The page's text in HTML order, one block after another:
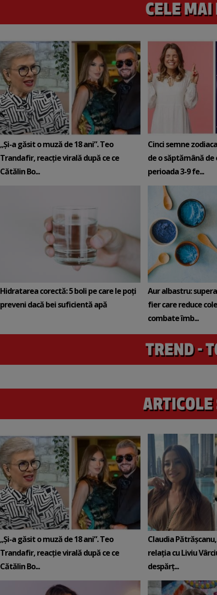
„Și-a găsit o muză de 18 ani”. Teo
Trandafir, reacție virală după ce ce
Cătălin Bo...
Cinci semne
de o săptămână de
perioada 3-9 fe...
Hidratarea corectă: 5 boli pe care le poți
preveni dacă bei suficientă apă
Aur albastru:
fier care reduce
combate îmb...
„Și-a găsit o muză de 18 ani”. Teo
Trandafir, reacție virală după ce ce
Cătălin Bo...
Claudia
relația cu Liviu
despărț...